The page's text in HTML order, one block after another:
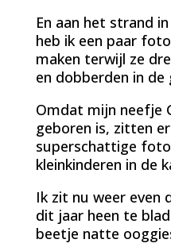
En aan het strand
heb ik een paar
maken terwijl ze
en dobberden in de
Omdat mijn neefje
geboren is, zitten
superschattige
kleinkinderen in de
Ik zit nu weer even
dit jaar heen te
beetje natte